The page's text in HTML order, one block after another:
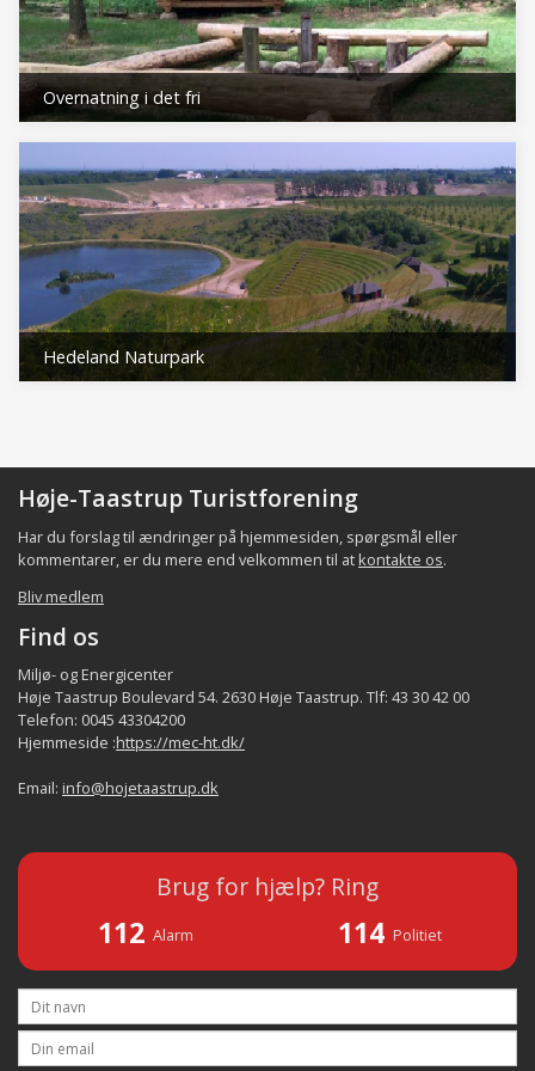
Overnatning i det fri
Hedeland Naturpark
Høje-Taastrup Turistforening
Har du forslag til ændringer på hjemmesiden, spørgsmål eller
kommentarer, er du mere end velkommen til at kontakte os.
Bliv medlem
Find os
Miljø- og Energicenter
Høje Taastrup Boulevard 54. 2630 Høje Taastrup. Tlf: 43 30 42 00
Telefon: 0045 43304200
Hjemmeside :https://mec-ht.dk/
Email: info@hojetaastrup.dk
Brug for hjælp? Ring
112 Alarm 114 Politiet